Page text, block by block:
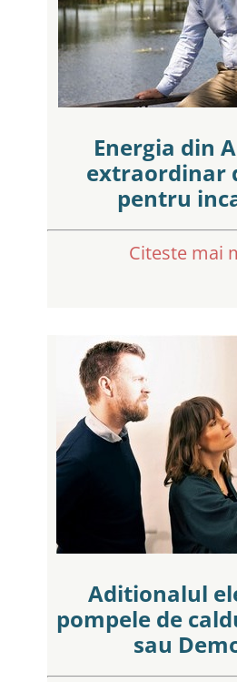
Energia din
extraordinar
pentru
Citeste mai
Aditionalul
pompele de
sau